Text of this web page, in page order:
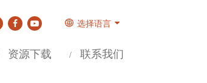
选择语言
资源下载 联系我们